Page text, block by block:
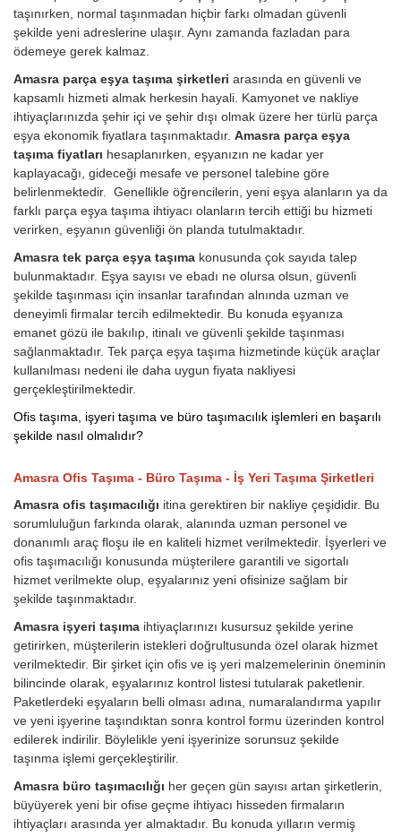
taşınırken, normal taşınmadan hiçbir farkı olmadan güvenli
şekilde yeni adreslerine ulaşır. Aynı zamanda fazladan para
ödemeye gerek kalmaz.
Amasra parça eşya taşıma şirketleri arasında en güvenli ve
kapsamlı hizmeti almak herkesin hayali. Kamyonet ve nakliye
ihtiyaçlarınızda şehir içi ve şehir dışı olmak üzere her türlü parça
eşya ekonomik fiyatlara taşınmaktadır. Amasra parça eşya
taşıma fiyatları hesaplanırken, eşyanızın ne kadar yer
kaplayacağı, gideceği mesafe ve personel talebine göre
belirlenmektedir. Genellikle öğrencilerin, yeni eşya alanların ya da
farklı parça eşya taşıma ihtiyacı olanların tercih ettiği bu hizmeti
verirken, eşyanın güvenliği ön planda tutulmaktadır.
Amasra tek parça eşya taşıma konusunda çok sayıda talep
bulunmaktadır. Eşya sayısı ve ebadı ne olursa olsun, güvenli
şekilde taşınması için insanlar tarafından alnında uzman ve
deneyimli firmalar tercih edilmektedir. Bu konuda eşyanıza
emanet gözü ile bakılıp, itinalı ve güvenli şekilde taşınması
sağlanmaktadır. Tek parça eşya taşıma hizmetinde küçük araçlar
kullanılması nedeni ile daha uygun fiyata nakliyesi
gerçekleştirilmektedir.
Ofis taşıma, işyeri taşıma ve büro taşımacılık işlemleri en başarılı
şekilde nasıl olmalıdır?
Amasra Ofis Taşıma - Büro Taşıma - İş Yeri Taşıma Şirketleri
Amasra ofis taşımacılığı itina gerektiren bir nakliye çeşididir. Bu
sorumluluğun farkında olarak, alanında uzman personel ve
donanımlı araç floşu ile en kaliteli hizmet verilmektedir. İşyerleri ve
ofis taşımacılığı konusunda müşterilere garantili ve sigortalı
hizmet verilmekte olup, eşyalarınız yeni ofisinize sağlam bir
şekilde taşınmaktadır.
Amasra işyeri taşıma ihtiyaçlarınızı kusursuz şekilde yerine
getirirken, müşterilerin istekleri doğrultusunda özel olarak hizmet
verilmektedir. Bir şirket için ofis ve iş yeri malzemelerinin öneminin
bilincinde olarak, eşyalarınız kontrol listesi tutularak paketlenir.
Paketlerdeki eşyaların belli olması adına, numaralandırma yapılır
ve yeni işyerine taşındıktan sonra kontrol formu üzerinden kontrol
edilerek indirilir. Böylelikle yeni işyerinize sorunsuz şekilde
taşınma işlemi gerçekleştirilir.
Amasra büro taşımacılığı her geçen gün sayısı artan şirketlerin,
büyüyerek yeni bir ofise geçme ihtiyacı hisseden firmaların
ihtiyaçları arasında yer almaktadır. Bu konuda yılların vermiş